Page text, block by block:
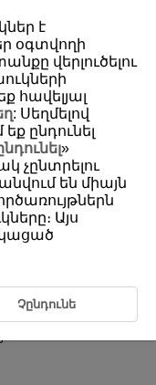
է
օգտվողի
վերլուծելու
հավելյալ
: Սեղմելով
ընդունել
»
չընտրելու
են միայն
Այս
Չընդունե